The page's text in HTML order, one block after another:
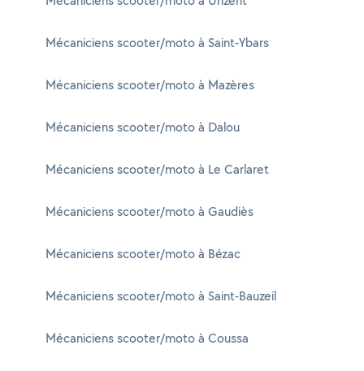
Mécaniciens scooter/moto à Saint-Ybars
Mécaniciens scooter/moto à Mazères
Mécaniciens scooter/moto à Dalou
Mécaniciens scooter/moto à Le Carlaret
Mécaniciens scooter/moto à Gaudiès
Mécaniciens scooter/moto à Bézac
Mécaniciens scooter/moto à Saint-Bauzeil
Mécaniciens scooter/moto à Coussa